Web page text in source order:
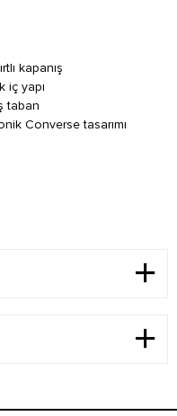
kapanış
iç yapı
taban
Converse tasarımı